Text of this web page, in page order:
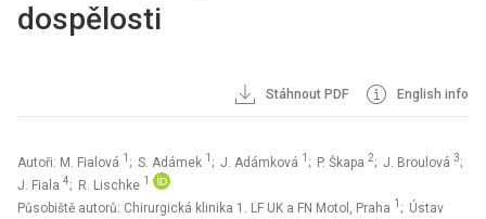
dospělosti
Stáhnout PDF English info
Autoři: M. Fialová 1 ; S. Adámek 1 ; J. Adámková 1 ; P. Škapa 2; J. Broulová 3;
J. Fiala 4; R. Lischke 1
Působiště autorů: Chirurgická klinika 1. LF UK a FN Motol, Praha 1 ; Ústav